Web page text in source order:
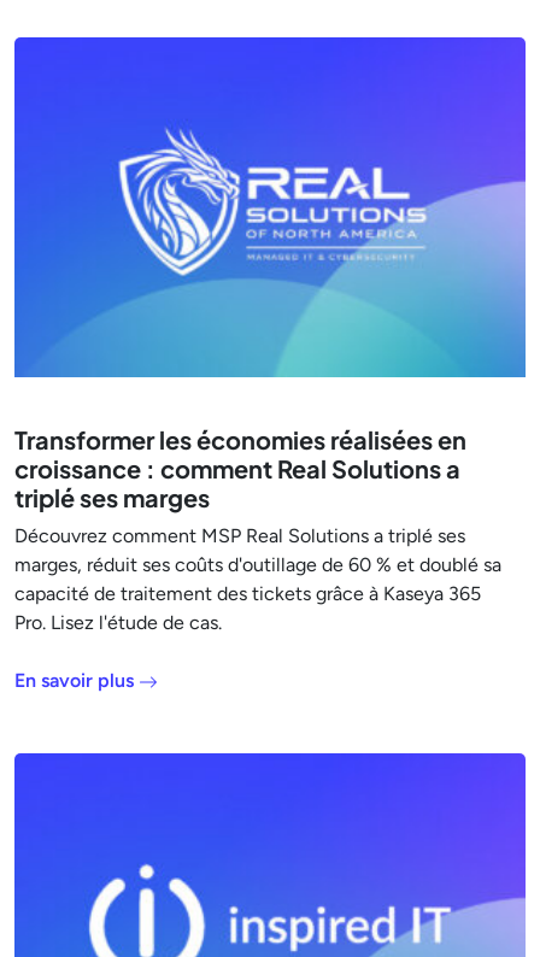
Transformer les économies réalisées en
croissance : comment Real Solutions a
triplé ses marges
Découvrez comment MSP Real Solutions a triplé ses
marges, réduit ses coûts d'outillage de 60 % et doublé sa
capacité de traitement des tickets grâce à Kaseya 365
Pro. Lisez l'étude de cas.
En savoir plus